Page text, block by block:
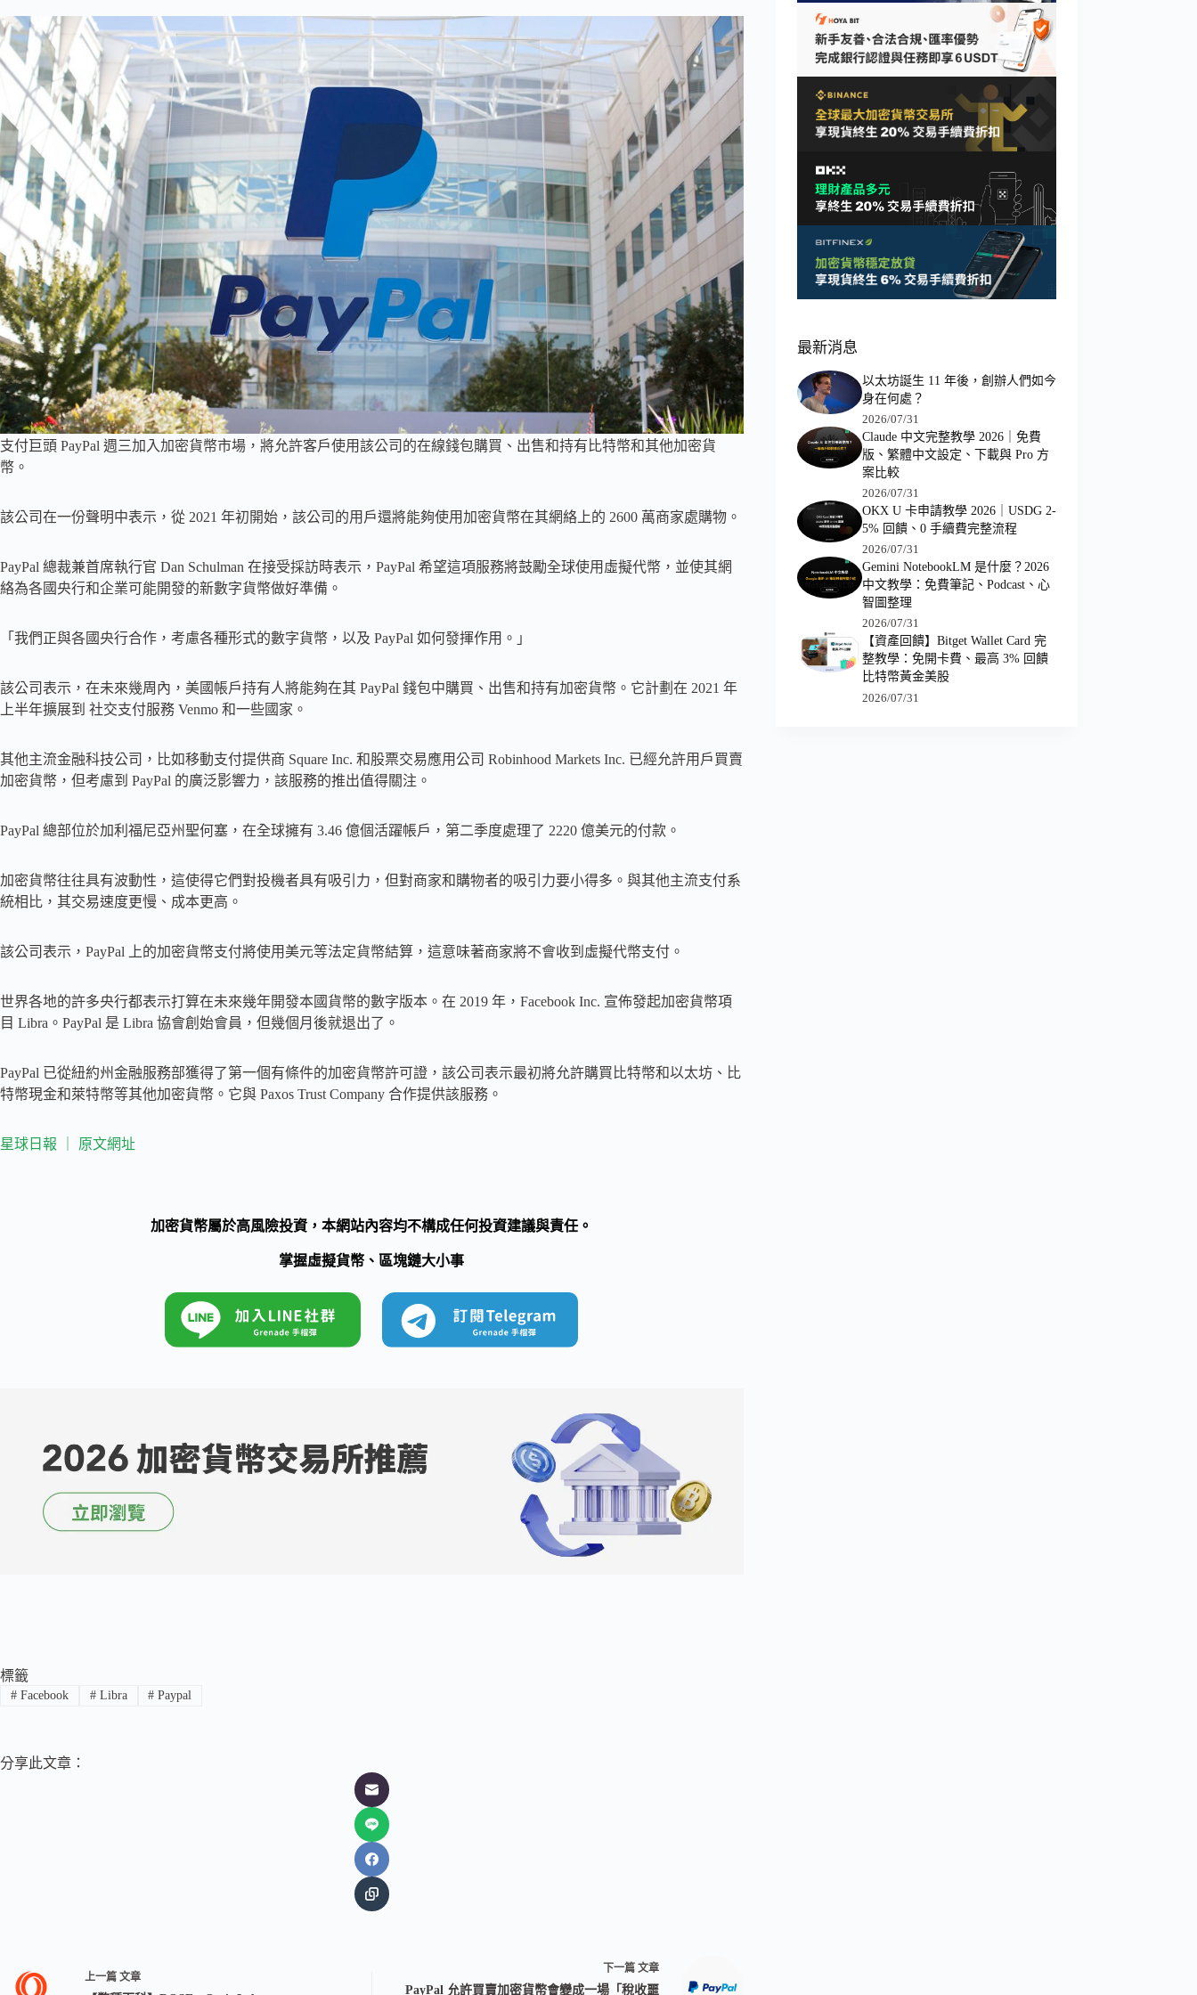
支付巨頭 PayPal 週三加入加密貨幣市場，將允許客戶使用該公司的在線錢包購買、出售和持有比特幣和其他加密貨
幣。
該公司在一份聲明中表示，從 2021 年初開始，該公司的用戶還將能夠使用加密貨幣在其網絡上的 2600 萬商家處購物。
PayPal 總裁兼首席執行官 Dan Schulman 在接受採訪時表示，PayPal 希望這項服務將鼓勵全球使用虛擬代幣，並使其網
絡為各國央行和企業可能開發的新數字貨幣做好準備。
「我們正與各國央行合作，考慮各種形式的數字貨幣，以及 PayPal 如何發揮作用。」
該公司表示，在未來幾周內，美國帳戶持有人將能夠在其 PayPal 錢包中購買、出售和持有加密貨幣。它計劃在 2021 年
上半年擴展到 社交支付服務 Venmo 和一些國家。
其他主流金融科技公司，比如移動支付提供商 Square Inc. 和股票交易應用公司 Robinhood Markets Inc. 已經允許用戶買賣
加密貨幣，但考慮到 PayPal 的廣泛影響力，該服務的推出值得關注。
PayPal 總部位於加利福尼亞州聖何塞，在全球擁有 3.46 億個活躍帳戶，第二季度處理了 2220 億美元的付款。
加密貨幣往往具有波動性，這使得它們對投機者具有吸引力，但對商家和購物者的吸引力要小得多。與其他主流支付系
統相比，其交易速度更慢、成本更高。
該公司表示，PayPal 上的加密貨幣支付將使用美元等法定貨幣結算，這意味著商家將不會收到虛擬代幣支付。
世界各地的許多央行都表示打算在未來幾年開發本國貨幣的數字版本。在 2019 年，Facebook Inc. 宣佈發起加密貨幣項
目 Libra。PayPal 是 Libra 協會創始會員，但幾個月後就退出了。
PayPal 已從紐約州金融服務部獲得了第一個有條件的加密貨幣許可證，該公司表示最初將允許購買比特幣和以太坊、比
特幣現金和萊特幣等其他加密貨幣。它與 Paxos Trust Company 合作提供該服務。
星球日報 ｜ 原文網址
加密貨幣屬於高風險投資，本網站內容均不構成任何投資建議與責任。
掌握虛擬貨幣、區塊鏈大小事
標籤
#Facebook #Libra # Paypal
分享此文章：
上一篇 文章
下一篇 文章
PayPal 允許買賣加密貨幣會變成一場「稅收噩
最新消息
以太坊誕生 11 年後，創辦人們如今
身在何處？
2026/07/31
Claude 中文完整教學 2026｜免費
版、繁體中文設定、下載與 Pro 方
案比較
2026/07/31
OKX U 卡申請教學 2026｜USDG 2-
5% 回饋、0 手續費完整流程
2026/07/31
Gemini NotebookLM 是什麼？2026
中文教學：免費筆記、Podcast、心
智圖整理
2026/07/31
【資產回饋】Bitget Wallet Card 完
整教學：免開卡費、最高 3% 回饋
比特幣黃金美股
2026/07/31